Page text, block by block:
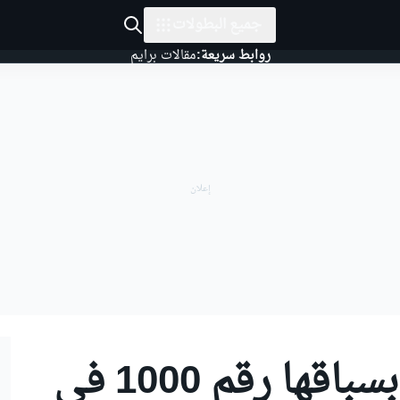
روابط سريعة:مقالات برايم
مكلارين تحتفل بسباقها رقم 1000 في